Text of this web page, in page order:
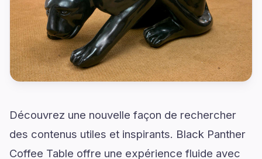
Découvrez une nouvelle façon de rechercher
des contenus utiles et inspirants. Black Panther
Coffee Table offre une expérience fluide avec